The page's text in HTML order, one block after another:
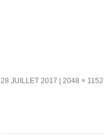
28 JUILLET 2017 2048 × 1152